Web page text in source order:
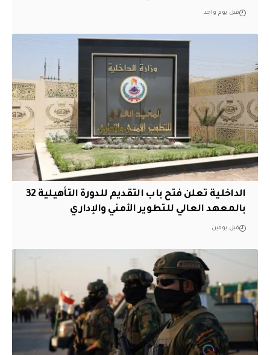
قبل يوم واحد
الداخلية تعلن فتح باب التقديم للدورة التأهيلية 32
بالمعهد العالي للتطوير الأمني والإداري
قبل يومين